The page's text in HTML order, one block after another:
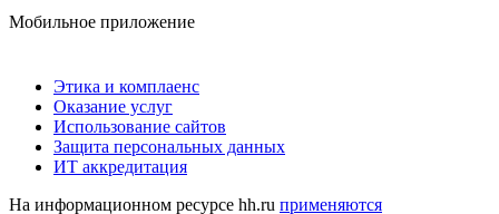
Мобильное приложение
Этика и комплаенс
Оказание услуг
Использование сайтов
Защита персональных данных
ИТ аккредитация
На информационном ресурсе hh.ru применяются